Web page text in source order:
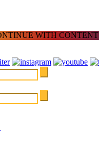
WITH CONTENT